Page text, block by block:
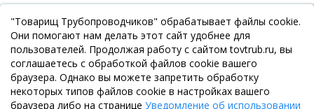
ООО "Товарищ Трубопроводчиков"
Москва, Рязанский проспект 8, с. 2
+7 (495) 065-46-75
zakaz@tovtrub.ru
09:00-17:00 ПН-ПТ
Склад: Москва, Рязанский проспект 8, с. 2
"Товарищ Трубопроводчиков" обрабатывает файлы cookie.
Они помогают нам делать этот сайт удобнее для
пользователей. Продолжая работу с сайтом tovtrub.ru, вы
соглашаетесь с обработкой файлов cookie вашего
браузера. Однако вы можете запретить обработку
некоторых типов файлов cookie в настройках вашего
браузера либо на странице Уведомление об использовании